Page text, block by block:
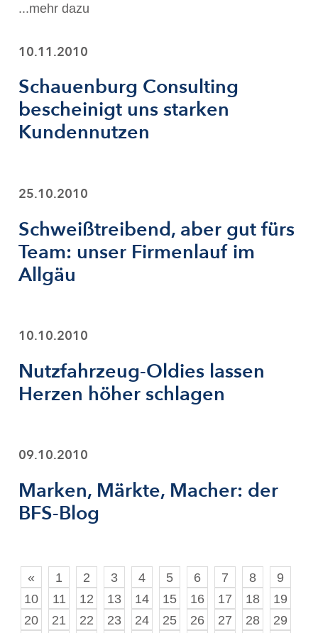
...mehr dazu
10.11.2010
Schauenburg Consulting
bescheinigt uns starken
Kundennutzen
25.10.2010
Schweißtreibend, aber gut fürs
Team: unser Firmenlauf im
Allgäu
10.10.2010
Nutzfahrzeug-Oldies lassen
Herzen höher schlagen
09.10.2010
Marken, Märkte, Macher: der
BFS-Blog
« 1 2 3 4 5 6 7 8
9
10
11 12 13 14 15 16 17 18
19
20
21 22 23 24 25 26 27 28
29